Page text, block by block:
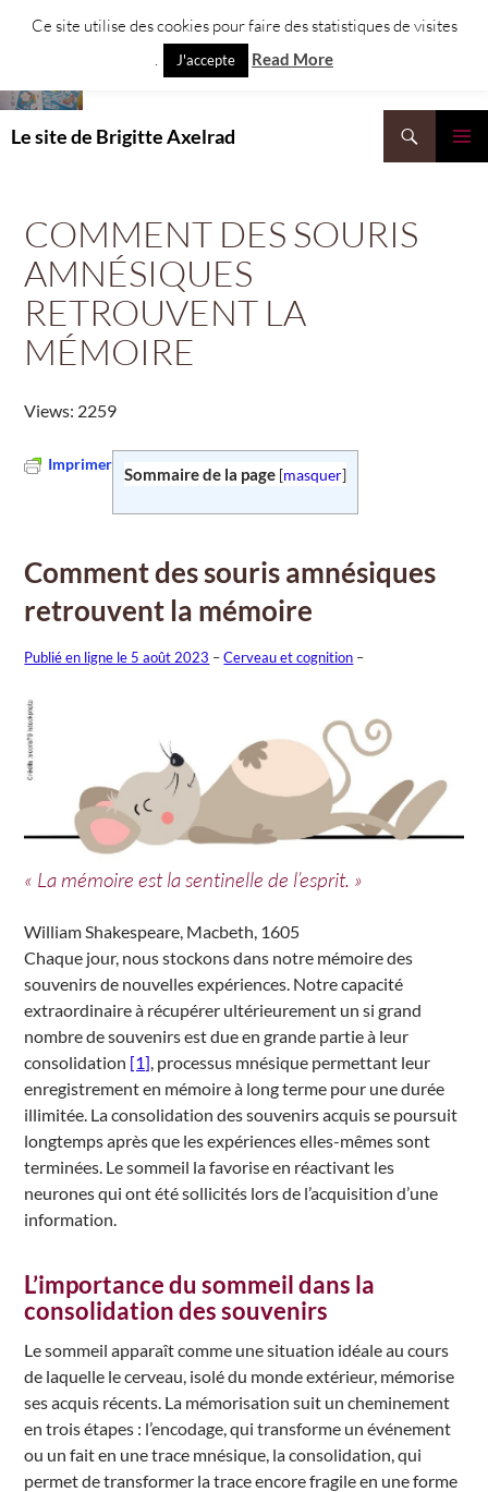
Le site de Brigitte Axelrad
COMMENT DES SOURIS
AMNÉSIQUES
RETROUVENT LA
MÉMOIRE
Views: 2259
Imprimer
Sommaire de la page [masquer]
Comment des souris amnésiques
retrouvent la mémoire
Publié en ligne le 5 août 2023 –Cerveau et cognition –
« La mémoire est la sentinelle de l’esprit. »
William Shakespeare, Macbeth, 1605
Chaque jour, nous stockons dans notre mémoire des
souvenirs de nouvelles expériences. Notre capacité
extraordinaire à récupérer ultérieurement un si grand
nombre de souvenirs est due en grande partie à leur
consolidation [1] , processus mnésique permettant leur
enregistrement en mémoire à long terme pour une durée
illimitée. La consolidation des souvenirs acquis se poursuit
longtemps après que les expériences elles-mêmes sont
terminées. Le sommeil la favorise en réactivant les
neurones qui ont été sollicités lors de l’acquisition d’une
information.
L’importance du sommeil dans la
consolidation des souvenirs
Le sommeil apparaît comme une situation idéale au cours
de laquelle le cerveau, isolé du monde extérieur, mémorise
ses acquis récents. La mémorisation suit un cheminement
en trois étapes : l’encodage, qui transforme un événement
ou un fait en une trace mnésique, la consolidation, qui
permet de transformer la trace encore fragile en une forme
Ce site utilise des cookies pour faire des statistiques de visites
.
J'accepte Read More